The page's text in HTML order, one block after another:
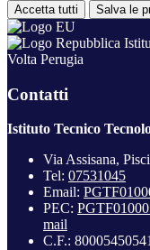
Accetta tutti Salva le
Volta Perugia
Contatti
Istituto Tecnico
Via Assisana,
Tel: 07531045
Email:
PEC:
mail
C.F.: 80005450541